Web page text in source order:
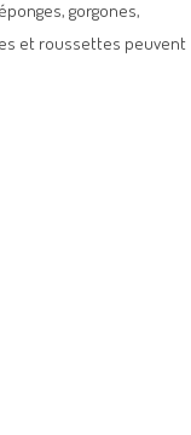
gorgones,
et roussettes peuvent